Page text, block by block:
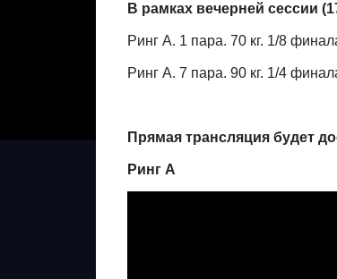
В рамках вечерней сессии
Ринг А. 1 пара. 70 кг. 1/8
Ринг А. 7 пара. 90 кг. 1/4
Прямая трансляция будет
Ринг А